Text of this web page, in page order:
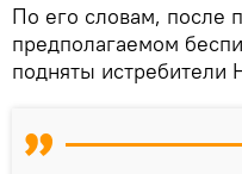
По его словам, после
предполагаемом
подняты истребители